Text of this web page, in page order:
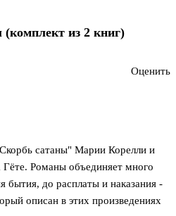
сатаны" Марии Корелли и
Романы объединяет много
бытия, до расплаты и наказания -
описан в этих произведениях
из 2 книг)
Оценить